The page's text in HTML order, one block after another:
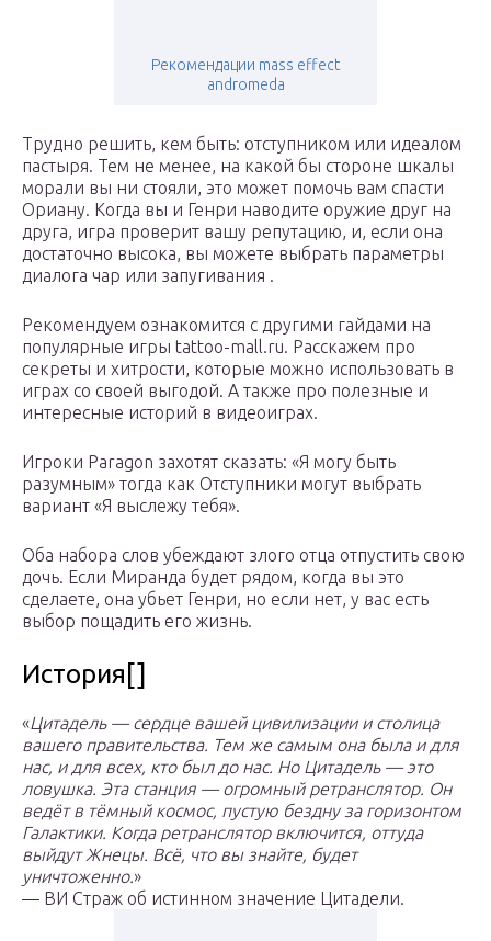
Рекомендации mass effect
andromeda
Трудно решить, кем быть: отступником или идеалом
пастыря. Тем не менее, на какой бы стороне шкалы
морали вы ни стояли, это может помочь вам спасти
Ориану. Когда вы и Генри наводите оружие друг на
друга, игра проверит вашу репутацию, и, если она
достаточно высока, вы можете выбрать параметры
диалога чар или запугивания .
Рекомендуем ознакомится с другими гайдами на
популярные игры tattoo-mall.ru. Расскажем про
секреты и хитрости, которые можно использовать в
играх со своей выгодой. А также про полезные и
интересные историй в видеоиграх.
Игроки Paragon захотят сказать: «Я могу быть
разумным» тогда как Отступники могут выбрать
вариант «Я выслежу тебя».
Оба набора слов убеждают злого отца отпустить свою
дочь. Если Миранда будет рядом, когда вы это
сделаете, она убьет Генри, но если нет, у вас есть
выбор пощадить его жизнь.
История[]
«Цитадель — сердце вашей цивилизации и столица
вашего правительства. Тем же самым она была и для
нас, и для всех, кто был до нас. Но Цитадель — это
ловушка. Эта станция — огромный ретранслятор. Он
ведёт в тёмный космос, пустую бездну за горизонтом
Галактики. Когда ретранслятор включится, оттуда
выйдут Жнецы. Всё, что вы знайте, будет
уничтоженно.»
— ВИ Страж об истинном значение Цитадели.